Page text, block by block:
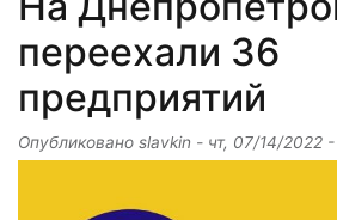
переехали 36
предприятий
Опубликовано slavkin - чт, 07/14/2022